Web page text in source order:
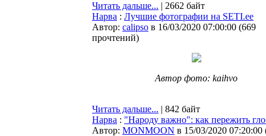
Читать дальше... | 2662 байт
Нарва : Лучшие фотографии на SETI.ee
Автор: calipso в 16/03/2020 07:00:00 (669
прочтений)
Автор фото: kaihvo
Читать дальше... | 842 байт
Нарва : "Народу важно": как пережить
Автор: MONMOON в 15/03/2020 07:20:00